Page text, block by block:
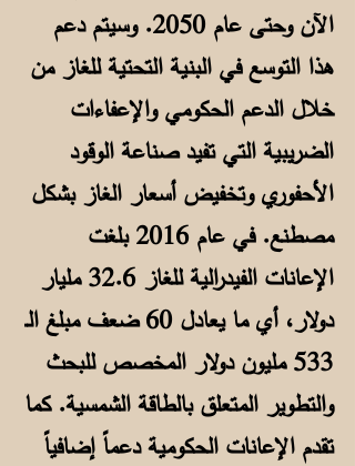
الآن وحتى عام 2050. وسيتم دعم
هذا التوسع في البنية التحتية للغاز من
خلال الدعم الحكومي والإعفاءات
الضريبية التي تفيد صناعة الوقود
الأحفوري وتخفيض أسعار الغاز بشكل
مصطنع. في عام 2016 بلغت
الإعانات الفيدرالية للغاز 32.6 مليار
دولار، أي ما يعادل 60 ضعف مبلغ الـ
533 مليون دولار المخصص للبحث
والتطوير المتعلق بالطاقة الشمسية. كما
تقدم الإعانات الحكومية دعماً إضافياً